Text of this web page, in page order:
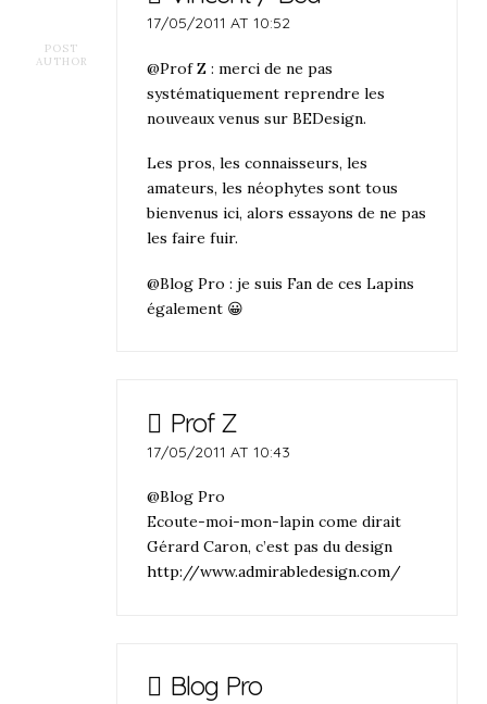
POST
AUTHOR
17/05/2011 AT 10:52
@Prof Z : merci de ne pas
systématiquement reprendre les
nouveaux venus sur BEDesign.
Les pros, les connaisseurs, les
amateurs, les néophytes sont tous
bienvenus ici, alors essayons de ne pas
les faire fuir.
@Blog Pro : je suis Fan de ces Lapins
également 😀
Prof Z
17/05/2011 AT 10:43
@Blog Pro
Ecoute-moi-mon-lapin come dirait
Gérard Caron, c’est pas du design
http://www.admirabledesign.com/
Blog Pro